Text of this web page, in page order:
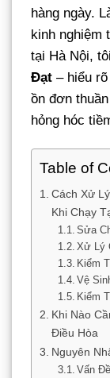
hàng ngày.
kinh nghiệm
tại Hà Nội,
Đạt – hiểu
ồn đơn
hỏng hóc
Table of
Cách Xử
Khi Chạy
Sửa
Xử Lý
Kiểm
Vệ
Kiểm
Khi Nào
Điều Hòa
Nguyên
Vấn